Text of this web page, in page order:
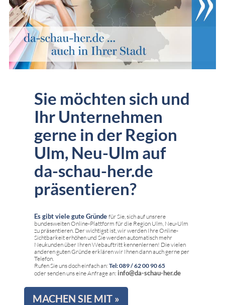
Sie möchten sich und
Ihr Unternehmen
gerne in der Region
Ulm, Neu-Ulm auf
da-schau-her.de
präsentieren?
Es gibt viele gute Gründe für Sie, sich auf unsrere
bundesweiten Online-Plattform für die Region Ulm, Neu-Ulm
zu präsentieren. Der wichtigst ist, wir werden Ihre Online-
Sichtbarkeit erhöhen und Sie werden automatisch mehr
Neukunden über Ihren Webauftritt kennenlernen! Die vielen
anderen guten Gründe erklären wir Ihnen dann auch gerne per
Telefon.
Rufen Sie uns doch einfach an: Tel: 089 / 62 00 90 65
oder senden uns eine Anfrage an: info@da-schau-her.de
MACHEN SIE MIT »